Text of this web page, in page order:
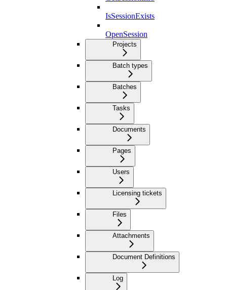
IsSessionExists
OpenSession
Projects
Batch types
Batches
Tasks
Documents
Pages
Users
Licensing tickets
Files
Attachments
Document Definitions
Log